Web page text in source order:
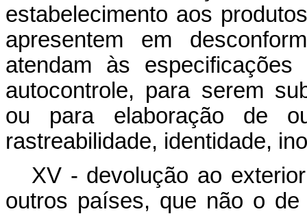
estabelecimento aos
apresentem em
atendam às
autocontrole, para serem
ou para elaboração de
rastreabilidade, identidade,
XV - devolução ao
outros países, que não o